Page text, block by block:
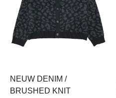
NEUW DENIM /
BRUSHED KNIT